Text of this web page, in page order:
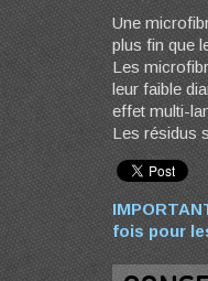
Une
plus fin que
Les
leur faible
effet multi-
Les résidus
fois pour